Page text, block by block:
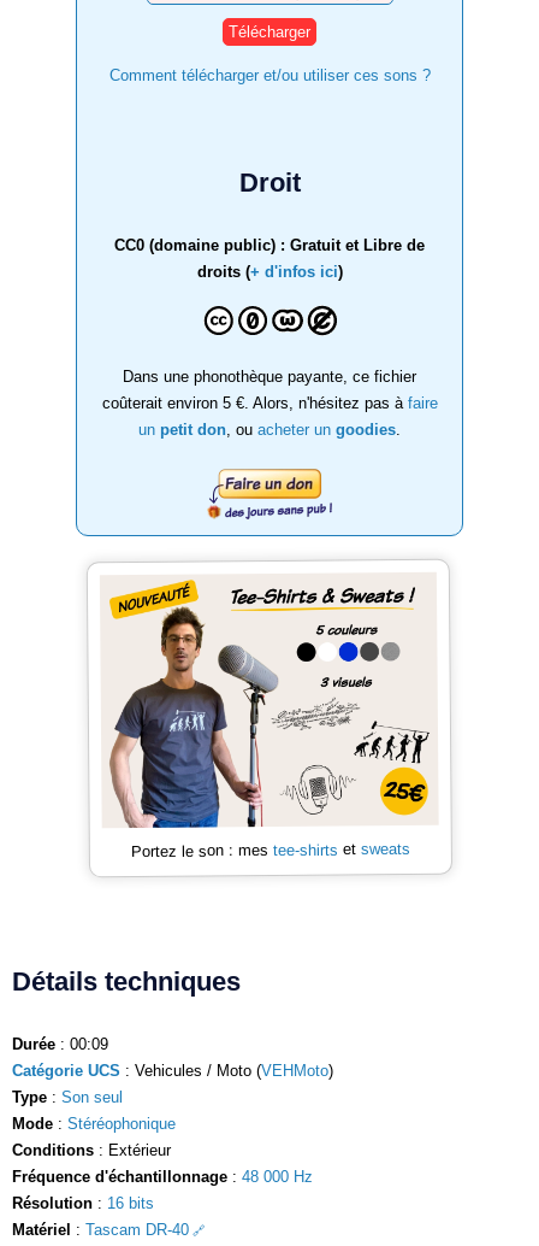
Comment télécharger et/ou utiliser ces sons ?
Droit
CC0 (domaine public) : Gratuit et Libre de
droits (+ d'infos ici)
Dans une phonothèque payante, ce fichier
coûterait environ 5 €. Alors, n'hésitez pas à faire
un petit don , ou acheter un goodies
Portez le son : mes tee-shirts et sweats
Détails techniques
Durée : 00:09
Catégorie UCS : Vehicules / Moto (VEHMoto)
Type : Son seul
Mode : Stéréophonique
Conditions : Extérieur
Fréquence d'échantillonnage : 48 000 Hz
Résolution : 16 bits
Matériel : Tascam DR-40